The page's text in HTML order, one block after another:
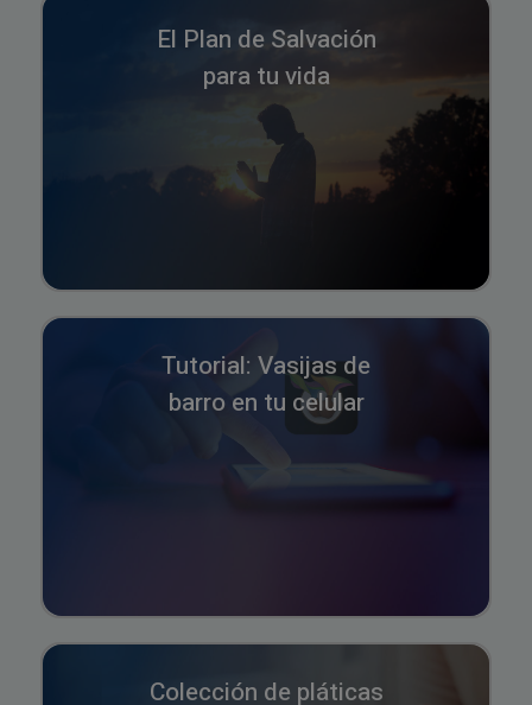
El Plan de Salvación
para tu vida
Tutorial: Vasijas de
barro en tu celular
Colección de pláticas